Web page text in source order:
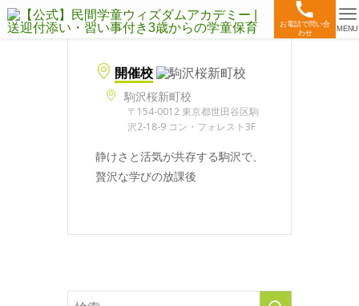
お電話で問い合
わせ
MENU
開催校
駒沢桜新町校
〒154-0012 東京都世田谷区駒
沢2-18-9 コン・フォレスト3F
静けさと活気が共存する駒沢で、
贅沢な学びの放課後